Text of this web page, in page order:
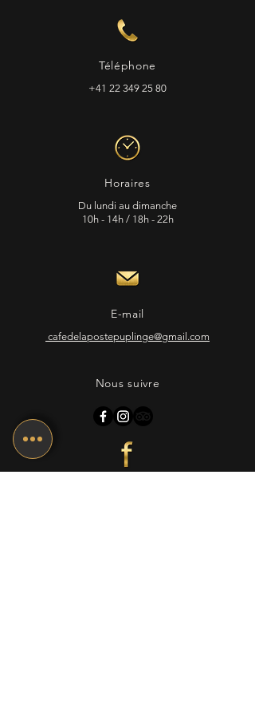
Téléphone
+41 22 349 25 80
Horaires
Du lundi au dimanche
10h - 14h / 18h - 22h
E-mail
cafedelapostepuplinge@gmail.com
Nous suivre